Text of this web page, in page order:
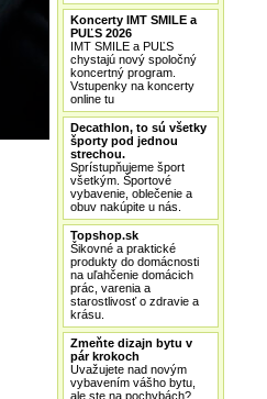
Koncerty IMT SMILE a
PUĽS 2026
IMT SMILE a PUĽS
chystajú nový spoločný
koncertný program.
Vstupenky na koncerty
online tu
Decathlon, to sú všetky
športy pod jednou
strechou.
Sprístupňujeme šport
všetkým. Športové
vybavenie, oblečenie a
obuv nakúpite u nás.
Topshop.sk
Šikovné a praktické
produkty do domácnosti
na uľahčenie domácich
prác, varenia a
starostlivosť o zdravie a
krásu.
Zmeňte dizajn bytu v
pár krokoch
Uvažujete nad novým
vybavením vášho bytu,
ale ste na pochybách?